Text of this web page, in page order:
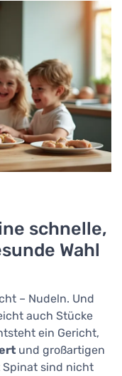
schnelle,
Wahl
– Nudeln. Und
auch Stücke
ein Gericht,
und großartigen
Spinat sind nicht